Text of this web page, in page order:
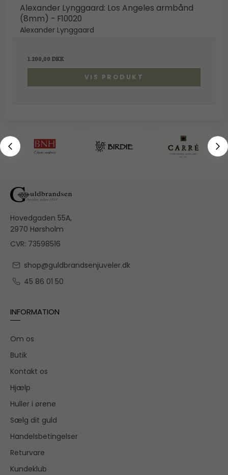
Alexander Lynggaard: Los Angeles armbånd
(8mm) - F10020
Alexander Lynggaard
1.200,00 DKK
VIS PRODUKT
Hovedgaden 55A,
2970 Hørsholm
CVR: 73598516
shop@guldbrandsenjuveler.dk
45 86 01 50
INFORMATION
Om os
Butik
Kontakt os
Hjælp
Huller i ørene
Sælg dit guld
Handelsbetingelser
Returvare
Kundeklub